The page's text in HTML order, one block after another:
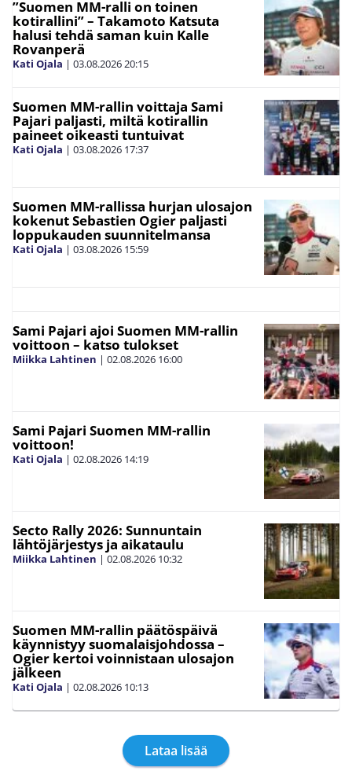
”Suomen MM-ralli on toinen
kotirallini” – Takamoto Katsuta
halusi tehdä saman kuin Kalle
Rovanperä
Kati Ojala | 03.08.202620:15
Suomen MM-rallin voittaja Sami
Pajari paljasti, miltä kotirallin
paineet oikeasti tuntuivat
Kati Ojala | 03.08.2026 17:37
Suomen MM-rallissa hurjan ulosajon
kokenut Sebastien Ogier paljasti
loppukauden suunnitelmansa
Kati Ojala | 03.08.2026 15:59
Sami Pajari ajoi Suomen MM-rallin
voittoon – katso tulokset
Miikka Lahtinen | 02.08.2026 16:00
Sami Pajari Suomen MM-rallin
voittoon!
Kati Ojala | 02.08.2026 14:19
Secto Rally 2026: Sunnuntain
lähtöjärjestys ja aikataulu
Miikka Lahtinen | 02.08.2026 10:32
Suomen MM-rallin päätöspäivä
käynnistyy suomalaisjohdossa –
Ogier kertoi voinnistaan ulosajon
jälkeen
Kati Ojala | 02.08.2026 10:13
Lataa lisää